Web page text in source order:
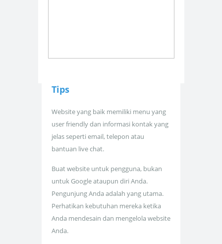
Tips
Website yang baik memiliki menu yang
user friendly dan informasi kontak yang
jelas seperti email, telepon atau
bantuan live chat.
Buat website untuk pengguna, bukan
untuk Google ataupun diri Anda.
Pengunjung Anda adalah yang utama.
Perhatikan kebutuhan mereka ketika
Anda mendesain dan mengelola website
Anda.